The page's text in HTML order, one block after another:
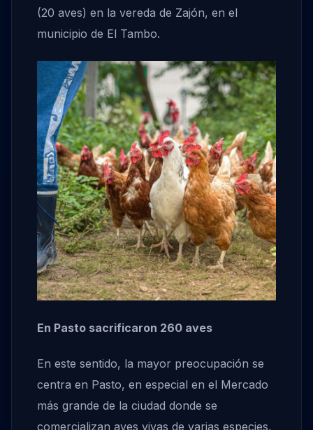
(20 aves) en la vereda de Zajón, en el
municipio de El Tambo.
En Pasto sacrificaron 260 aves
En este sentido, la mayor preocupación se
centra en Pasto, en especial en el Mercado
más grande de la ciudad donde se
comercializan aves vivas de varias especies,